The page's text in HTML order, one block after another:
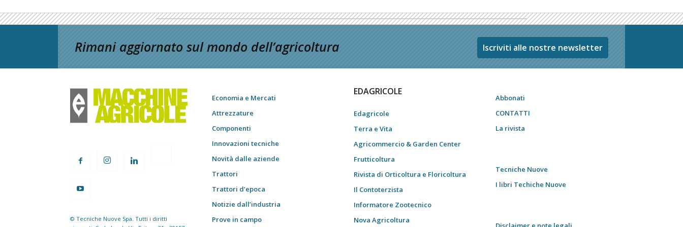
Rimani aggiornato sul mondo dell’agricoltura Iscriviti alle nostre newsletter
© Tecniche Nuove Spa. Tutti i diritti
Economia e Mercati
Attrezzature
Componenti
Innovazioni tecniche
Novità dalle aziende
Trattori
Trattori d’epoca
Notizie dall’industria
Prove in campo
EDAGRICOLE
Edagricole
Terra e Vita
Agricommercio & Garden Center
Frutticoltura
Rivista di Orticoltura e Floricoltura
Il Contoterzista
Informatore Zootecnico
Nova Agricoltura
Abbonati
CONTATTI
La rivista
Tecniche Nuove
I libri Techiche Nuove